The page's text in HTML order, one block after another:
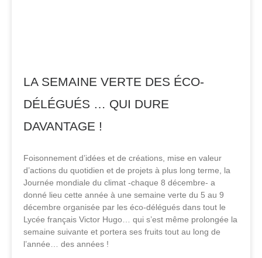
LA SEMAINE VERTE DES ÉCO-
DÉLÉGUÉS … QUI DURE
DAVANTAGE !
Foisonnement d’idées et de créations, mise en valeur
d’actions du quotidien et de projets à plus long terme, la
Journée mondiale du climat -chaque 8 décembre- a
donné lieu cette année à une semaine verte du 5 au 9
décembre organisée par les éco-délégués dans tout le
Lycée français Victor Hugo… qui s’est même prolongée la
semaine suivante et portera ses fruits tout au long de
l’année… des années !